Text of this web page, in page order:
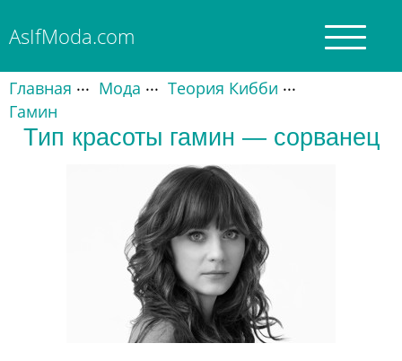
AsIfModa.com
Главная
О моде
Основные типажи
Смешанные
Главная Мода
Теория Кибби
Гамин
Тип красоты гамин — сорванец